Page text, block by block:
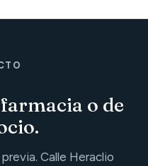
o de
Calle Heraclio